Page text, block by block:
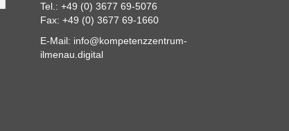
Tel.: +49 (0) 3677 69-5076
Fax: +49 (0) 3677 69-1660
E-Mail: info@kompetenzzentrum-
ilmenau.digital